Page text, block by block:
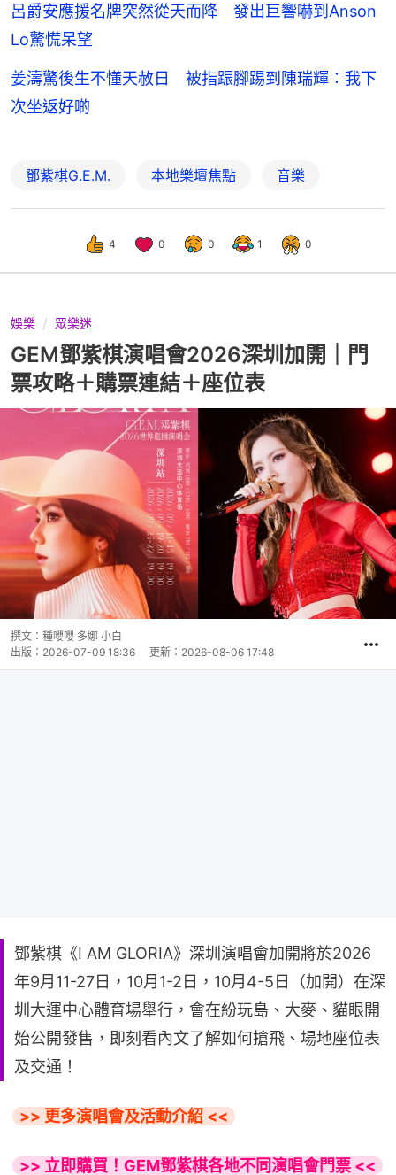
呂爵安應援名牌突然從天而降 發出巨響嚇到Anson
Lo驚慌呆望
姜濤驚後生不懂天赦日 被指䟴腳踢到陳瑞輝：我下
次坐返好啲
鄧紫棋G.E.M. 本地樂壇焦點 音樂
4 0 0 1 0
娛樂 眾樂迷
GEM鄧紫棋演唱會2026深圳加開｜門
票攻略＋購票連結＋座位表
撰文： 種嚶嚶 多娜 小白
出版： 2026-07-09 18:36 更新： 2026-08-06 17:48
鄧紫棋《I AM GLORIA》深圳演唱會加開將於2026
年9月11-27日，10月1-2日，10月4-5日（加開）在深
圳大運中心體育場舉行，會在紛玩島、大麥、貓眼開
始公開發售，即刻看內文了解如何搶飛、場地座位表
及交通！
>> 更多演唱會及活動介紹 <<
>> 立即購買！GEM鄧紫棋各地不同演唱會門票 <<